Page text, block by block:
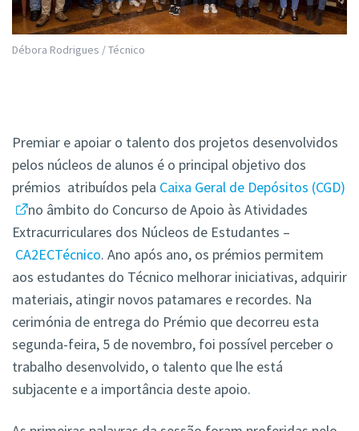
Débora Rodrigues / Técnico
Premiar e apoiar o talento dos projetos desenvolvidos
pelos núcleos de alunos é o principal objetivo dos
prémios atribuídos pela Caixa Geral de Depósitos (CGD)
no âmbito do Concurso de Apoio às Atividades
Extracurriculares dos Núcleos de Estudantes –
CA2ECTécnico. Ano após ano, os prémios permitem
aos estudantes do Técnico melhorar iniciativas, adquirir
materiais, atingir novos patamares e recordes. Na
cerimónia de entrega do Prémio que decorreu esta
segunda-feira, 5 de novembro, foi possível perceber o
trabalho desenvolvido, o talento que lhe está
subjacente e a importância deste apoio.